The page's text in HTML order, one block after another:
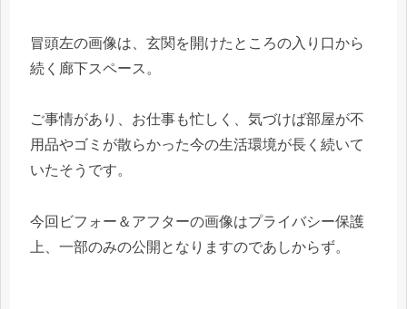
冒頭左の画像は、玄関を開けたところの入り口から
続く廊下スペース。
ご事情があり、お仕事も忙しく、気づけば部屋が不
用品やゴミが散らかった今の生活環境が長く続いて
いたそうです。
今回ビフォー＆アフターの画像はプライバシー保護
上、一部のみの公開となりますのであしからず。